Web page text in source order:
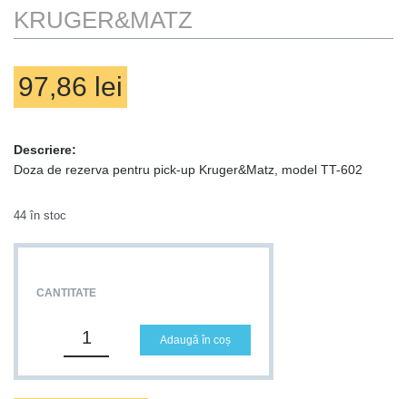
KRUGER&MATZ
97,86 lei
Descriere:
Doza de rezerva pentru pick-up Kruger&Matz, model TT-602
44 în stoc
CANTITATE
Adaugă în coș